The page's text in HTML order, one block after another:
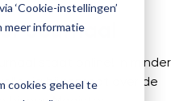
‘Cookie-instellingen’
meer informatie
cookies geheel te
Journaal
staat online! In minder
bijgepraat over de